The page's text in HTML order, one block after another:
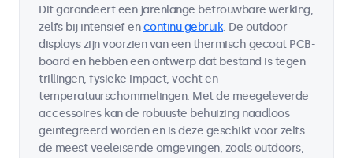
Dit garandeert een jarenlange betrouwbare werking,
zelfs bij intensief encontinu gebruik. De outdoor
displays zijn voorzien van een thermisch gecoat PCB-
board en hebben een ontwerp dat bestand is tegen
trillingen, fysieke impact, vocht en
temperatuurschommelingen. Met de meegeleverde
accessoires kan de robuuste behuizing naadloos
geïntegreerd worden en is deze geschikt voor zelfs
de meest veeleisende omgevingen, zoals outdoors,